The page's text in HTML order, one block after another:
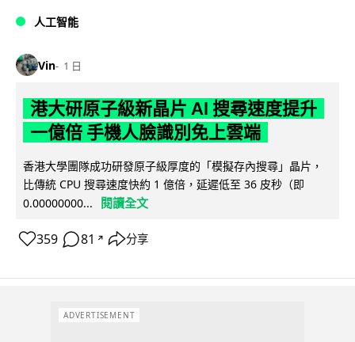
人工智能
Vin 1 日
港大研原子級新晶片 AI 搜尋速度提升
一億倍 手機人臉識別免上雲端
香港大學團隊成功研發原子級厚度的「模擬存內搜尋」晶片，
比傳統 CPU 搜尋速度快約 1 億倍，延遲低至 36 皮秒（即
0.00000000...
閱讀全文
359 81 ↗ 分享
ADVERTISEMENT